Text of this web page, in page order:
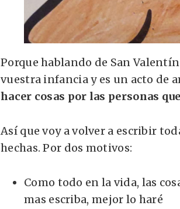
Porque hablando de San
vuestra infancia y es un acto de
hacer cosas por las personas
Así que voy a volver a escribir
hechas. Por dos motivos:
Como todo en la vida, las
mas escriba, mejor lo haré